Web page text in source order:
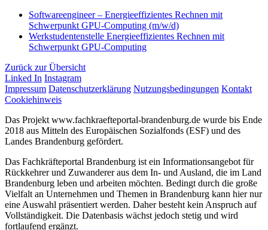
Softwareengineer – Energieeffizientes Rechnen mit
Schwerpunkt GPU-Computing (m/w/d)
Werkstudentenstelle Energieeffizientes Rechnen mit
Schwerpunkt GPU-Computing
Zurück zur Übersicht
Linked In Instagram
Impressum Datenschutzerklärung Nutzungsbedingungen Kontakt
Cookiehinweis
Das Projekt www.fachkraefteportal-brandenburg.de wurde bis Ende
2018 aus Mitteln des Europäischen Sozialfonds (ESF) und des
Landes Brandenburg gefördert.
Das Fachkräfteportal Brandenburg ist ein Informationsangebot für
Rückkehrer und Zuwanderer aus dem In- und Ausland, die im Land
Brandenburg leben und arbeiten möchten. Bedingt durch die große
Vielfalt an Unternehmen und Themen in Brandenburg kann hier nur
eine Auswahl präsentiert werden. Daher besteht kein Anspruch auf
Vollständigkeit. Die Datenbasis wächst jedoch stetig und wird
fortlaufend ergänzt.